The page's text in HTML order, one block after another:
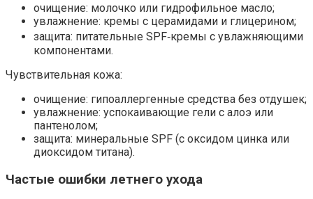
очищение: молочко или гидрофильное масло;
увлажнение: кремы с церамидами и глицерином;
защита: питательные SPF‑кремы с увлажняющими
компонентами.
Чувствительная кожа:
очищение: гипоаллергенные средства без отдушек;
увлажнение: успокаивающие гели с алоэ или
пантенолом;
защита: минеральные SPF (с оксидом цинка или
диоксидом титана).
Частые ошибки летнего ухода